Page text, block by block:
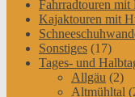
Fahrradtouren mit
Kajaktouren mit
Sonstiges (17)
Tages- und
Allgäu (2)
Altmühltal